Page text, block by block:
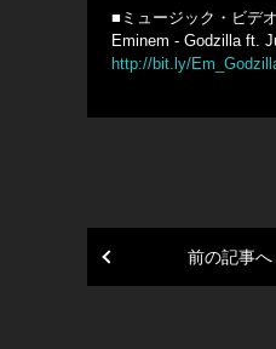
■ミュージック・ビデオ
Eminem - Godzilla ft.
http://bit.ly/
前の記事へ